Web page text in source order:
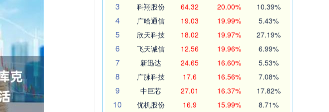
3 科翔股份 64.32 20.00% 10.39%
4 广哈通信 19.03 19.99% 5.43%
5 欣天科技 18.02 19.97% 27.19%
6 飞天诚信 12.56 19.96% 6.99%
7 新迅达 24.65 16.60% 5.53%
8 广脉科技 17.6 16.56% 7.08%
9 中巨芯 27.01 16.37% 17.82%
10 优机股份 16.9 15.99% 8.71%